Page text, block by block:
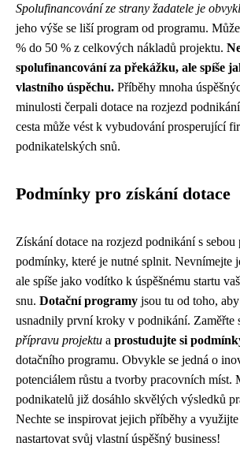
Spolufinancování ze strany žadatele je
jeho výše se liší program od programu.
% do 50 % z celkových nákladů projektu.
spolufinancování za překážku, ale spíše
vlastního úspěchu. Příběhy mnoha
minulosti čerpali dotace na rozjezd
cesta může vést k vybudování prosperující
podnikatelských snů.
Podmínky pro získání dotace
Získání dotace na rozjezd podnikání s
podmínky, které je nutné splnit. Nevnímejte
ale spíše jako vodítko k úspěšnému startu
snu. Dotační programy jsou tu od toho,
usnadnily první kroky v podnikání. Zaměřte
přípravu projektu a prostudujte si
dotačního programu. Obvykle se jedná o
potenciálem růstu a tvorby pracovních míst.
podnikatelů již dosáhlo skvělých výsledků
Nechte se inspirovat jejich příběhy a
nastartovat svůj vlastní úspěšný business!